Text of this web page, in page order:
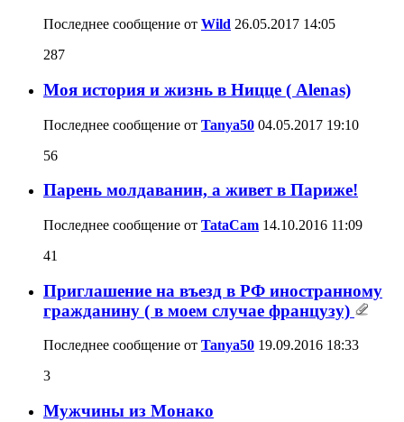
Последнее сообщение от Wild 26.05.2017 14:05
287
Моя история и жизнь в Ницце ( Alenas)
Последнее сообщение от Tanya50 04.05.2017 19:10
56
Парень молдаванин, а живет в Париже!
Последнее сообщение от TataCam 14.10.2016 11:09
41
Приглашение на въезд в РФ иностранному
гражданину ( в моем случае французу)
Последнее сообщение от Tanya50 19.09.2016 18:33
3
Мужчины из Монако